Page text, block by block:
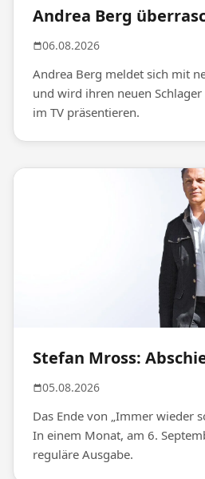
Andrea Berg
06.08.2026
Andrea Berg meldet sich mit
und wird ihren neuen
im TV präsentieren.
Stefan Mross:
05.08.2026
Das Ende von „Immer wieder
In einem Monat, am 6.
reguläre Ausgabe.